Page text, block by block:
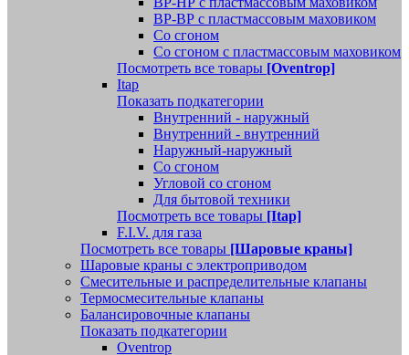
ВР-ВР с пластмассовым маховиком
Со сгоном
Со сгоном с пластмассовым маховиком
Посмотреть все товары [Oventrop]
Itap
Показать подкатегории
Внутренний - наружный
Внутренний - внутренний
Наружный-наружный
Со сгоном
Угловой со сгоном
Для бытовой техники
Посмотреть все товары [Itap]
F.I.V. для газа
Посмотреть все товары [Шаровые краны]
Шаровые краны с электроприводом
Смесительные и распределительные клапаны
Термосмесительные клапаны
Балансировочные клапаны
Показать подкатегории
Oventrop